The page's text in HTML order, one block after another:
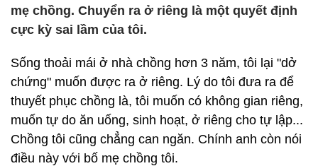
mẹ chồng. Chuyển ra ở riêng là một quyết định
cực kỳ sai lầm của tôi.
Sống thoải mái ở nhà chồng hơn 3 năm, tôi lại "dở
chứng" muốn được ra ở riêng. Lý do tôi đưa ra để
thuyết phục chồng là, tôi muốn có không gian riêng,
muốn tự do ăn uống, sinh hoạt, ở riêng cho tự lập...
Chồng tôi cũng chẳng can ngăn. Chính anh còn nói
điều này với bố mẹ chồng tôi.